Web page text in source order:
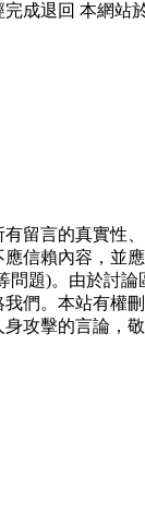
退回 本網站
留言的真實性
信賴內容，並
問題)。由於討
們。本站有權
攻擊的言論，